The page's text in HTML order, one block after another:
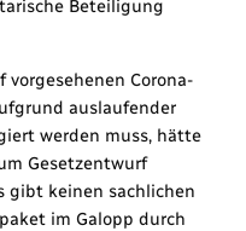
Beteiligung
vorgesehenen Corona-
auslaufender
werden muss, hätte
Gesetzentwurf
gibt keinen sachlichen
im Galopp durch